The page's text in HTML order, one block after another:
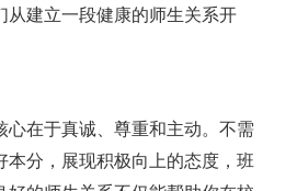
从建立一段健康的师生关系开
心在于真诚、尊重和主动。不需
本分，展现积极向上的态度，班